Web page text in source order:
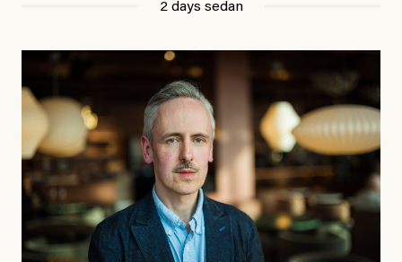
2 days sedan